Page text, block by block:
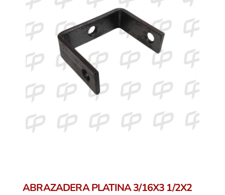
ABRAZADERA PLATINA 3/16X3 1/2X2